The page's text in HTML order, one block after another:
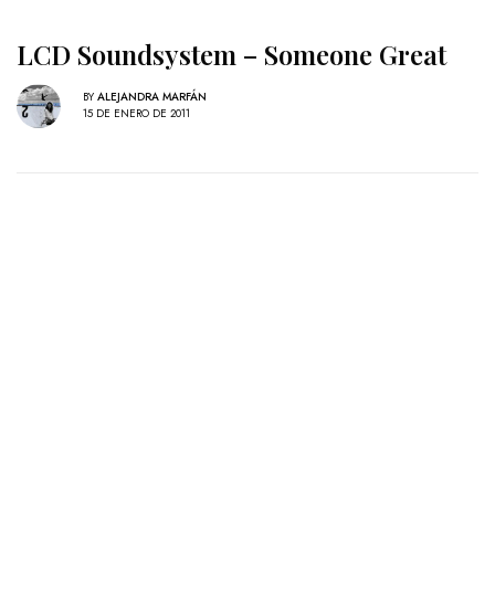
LCD Soundsystem – Someone Great
BY ALEJANDRA MARFÁN
15 DE ENERO DE 2011